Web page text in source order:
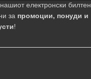
електронски билтен,
за промоции, понуди и
!